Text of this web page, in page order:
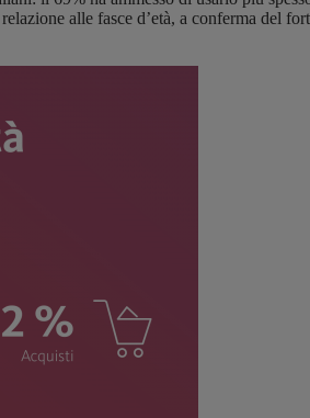
alle fasce d’età, a conferma del